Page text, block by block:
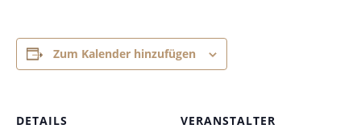
Zum Kalender hinzufügen
DETAILS
VERANSTALTER